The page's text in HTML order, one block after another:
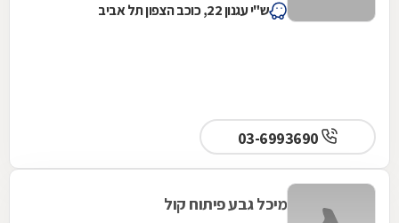
ש"י עגנון 22, כוכב הצפון תל אביב
03-6993690
מיכל גבע פיתוח קול